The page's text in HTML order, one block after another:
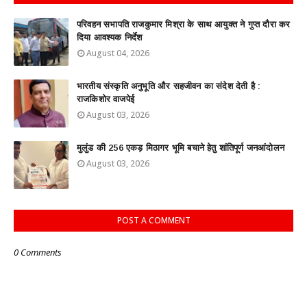
परिवहन सभापति राजकुमार मिश्रा के साथ आयुक्त ने गुप्त दौरा कर
दिया आवश्यक निर्देश
August 04, 2026
भारतीय संस्कृति अनुभूति और सहजीवन का संदेश देती है :
राजकिशोर वाजपेई
August 03, 2026
मुलुंड की 256 एकड़ मिठागर भूमि बचाने हेतु शांतिपूर्ण जनआंदोलन
August 03, 2026
POST A COMMENT
0 Comments